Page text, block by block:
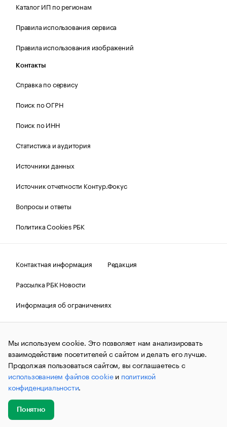
Каталог ИП по регионам
Правила использования сервиса
Правила использования изображений
Контакты
Справка по сервису
Поиск по ОГРН
Поиск по ИНН
Статистика и аудитория
Источники данных
Источник отчетности Контур.Фокус
Вопросы и ответы
Политика Cookies РБК
Контактная информация
Редакция
Рассылка РБК Новости
Информация об ограничениях
Правовая информация
О соблюдении авторских прав
© АО «РОСБИЗНЕСКОНСАЛТИНГ»,1995–2026.Сообщения
и материалы информационного агентства «РБК»
(зарегистрировано Федеральной службой по надзору в сфере
связи, информационных технологий и массовых
коммуникаций (Роскомнадзор) 09.12.2015 за номером ИА
№ФС77-63848) сопровождаются пометкой «РБК». Отдельные
публикации могут содержать информацию,
не предназначенную для пользователей
до 18 лет.
Мы используем cookie. Это позволяет нам анализировать
взаимодействие посетителей с сайтом и делать его лучше.
Продолжая пользоваться сайтом, вы соглашаетесь с
использованием файлов cookieи политикой
конфиденциальности.
Понятно